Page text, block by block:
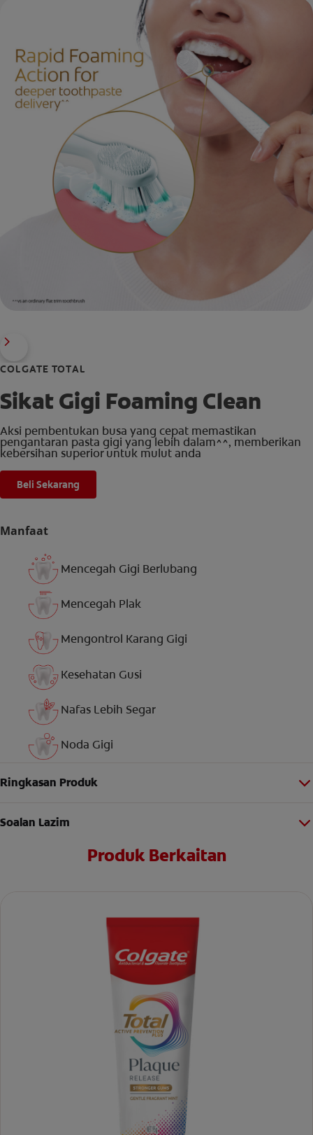
COLGATE TOTAL
Sikat Gigi Foaming Clean
Aksi pembentukan busa yang cepat memastikan
pengantaran pasta gigi yang lebih dalam^^, memberikan
kebersihan superior untuk mulut anda
Beli Sekarang
Manfaat
Mencegah Gigi Berlubang
Mencegah Plak
Mengontrol Karang Gigi
Kesehatan Gusi
Nafas Lebih Segar
Noda Gigi
Ringkasan Produk
Soalan Lazim
Produk Berkaitan